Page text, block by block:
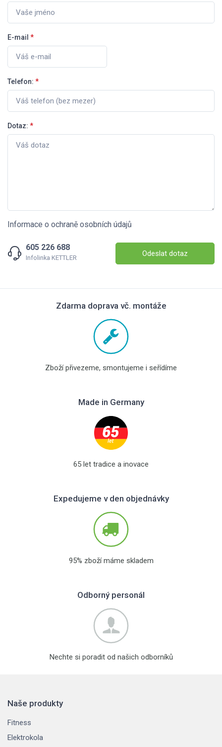
E-mail *
Telefon: *
Dotaz: *
Informace o ochraně osobních údajů
605 226 688
Infolinka KETTLER Odeslat dotaz
Zdarma doprava vč. montáže
Zboží přivezeme, smontujeme i seřídíme
Made in Germany
65 let tradice a inovace
Expedujeme v den objednávky
95% zboží máme skladem
Odborný personál
Nechte si poradit od našich odborníků
Naše produkty
Fitness
Elektrokola